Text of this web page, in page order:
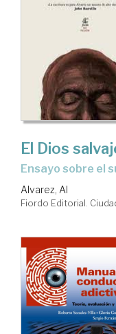
El Dios
ensayo sobre el
Alvarez, Al
Fiordo Editorial.